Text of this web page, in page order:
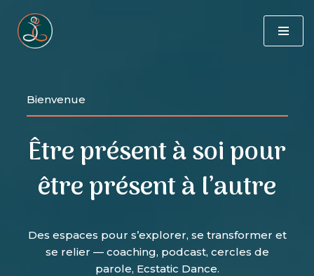
Aller
Bienvenue
Être présent à soi pour
être présent à l’autre
Des espaces pour s’explorer, se transformer et
se relier — coaching, podcast, cercles de
parole, Ecstatic Dance.